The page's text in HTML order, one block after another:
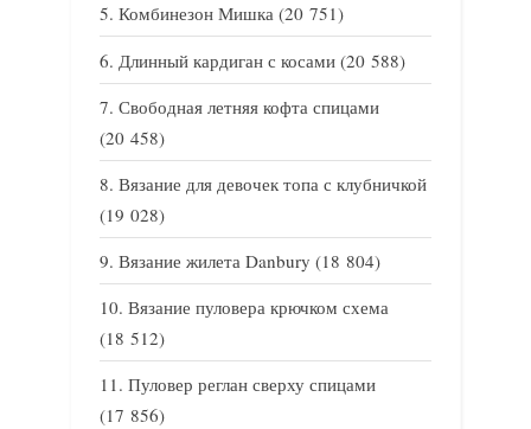
Комбинезон Мишка (20 751)
Длинный кардиган с косами (20 588)
Свободная летняя кофта спицами
(20 458)
Вязание для девочек топа с клубничкой
(19 028)
Вязание жилета Danbury (18 804)
Вязание пуловера крючком схема
(18 512)
Пуловер реглан сверху спицами
(17 856)